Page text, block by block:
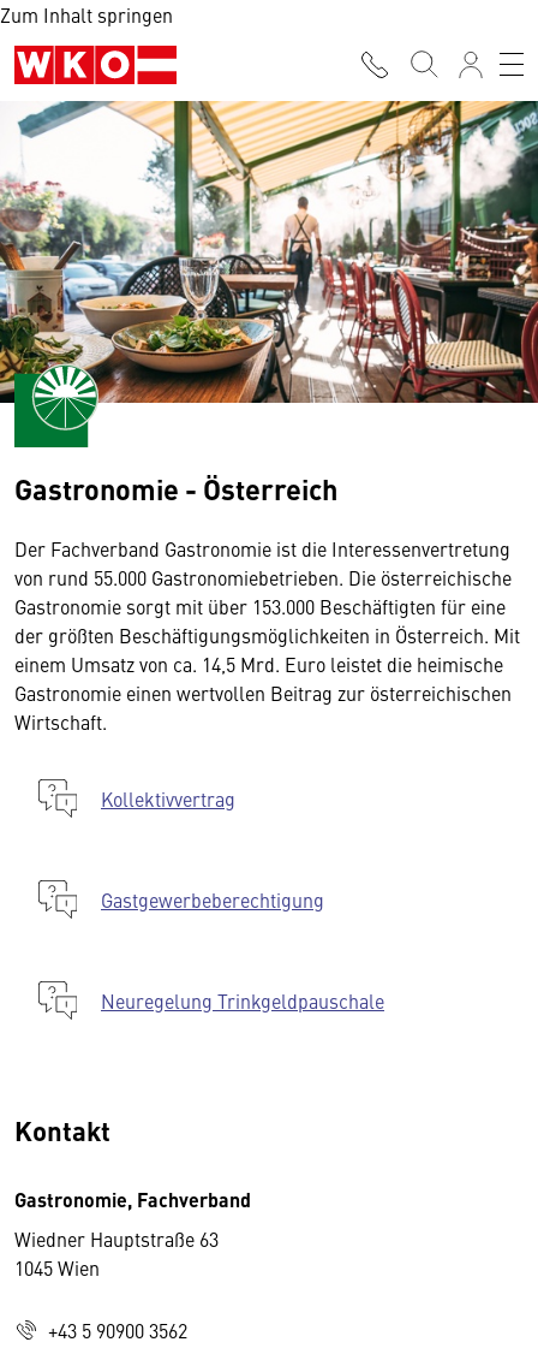
Zum Inhalt springen
Gastronomie - Österreich
Der Fachverband Gastronomie ist die Interessenvertretung
von rund 55.000 Gastronomiebetrieben. Die österreichische
Gastronomie sorgt mit über 153.000 Beschäftigten für eine
der größten Beschäftigungsmöglichkeiten in Österreich. Mit
einem Umsatz von ca. 14,5 Mrd. Euro leistet die heimische
Gastronomie einen wertvollen Beitrag zur österreichischen
Wirtschaft.
Kollektivvertrag
Gastgewerbeberechtigung
Neuregelung Trinkgeldpauschale
Kontakt
Gastronomie, Fachverband
Wiedner Hauptstraße 63
1045 Wien
+43 5 90900 3562